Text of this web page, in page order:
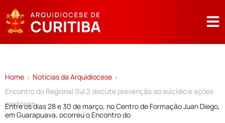
Home > Notícias da Arquidiocese >
Encontro do Regional Sul 2 discute prevenção ao suicídio e ações
pastorais
Entre os dias 28 e 30 de março, no Centro de Formação Juan Diego,
em Guarapuava, ocorreu o Encontro do